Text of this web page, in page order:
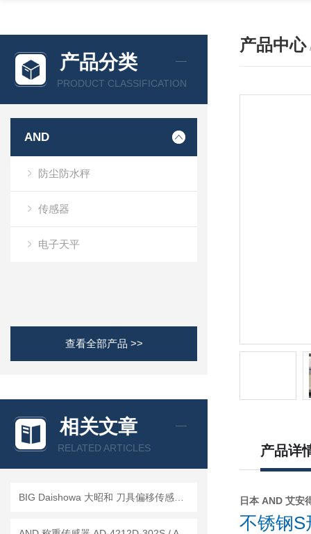
产品分类
PRODUCT CLASSIFICATION
AND
防尘防水秤
传感器
电子天平
查看全部产品 >>
相关文章
RELATED ARTICLES
产品中心
产品详
日本 AND 艾安
不锈钢S